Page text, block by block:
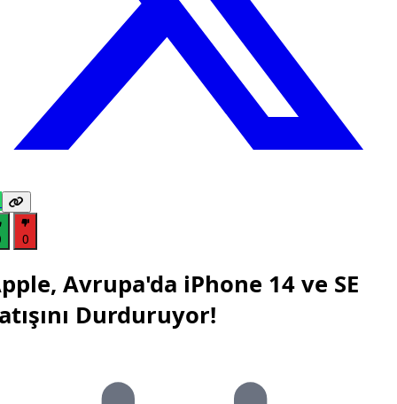
0
Avrupa'da iPhone 14 ve SE
Durduruyor!